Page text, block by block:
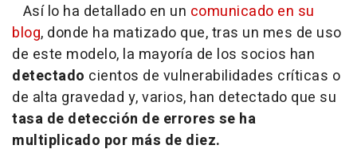
Así lo ha detallado en un comunicado en su
blog, donde ha matizado que, tras un mes de uso
de este modelo, la mayoría de los socios han
detectado cientos de vulnerabilidades críticas o
de alta gravedad y, varios, han detectado que su
tasa de detección de errores se ha
multiplicado por más de diez.